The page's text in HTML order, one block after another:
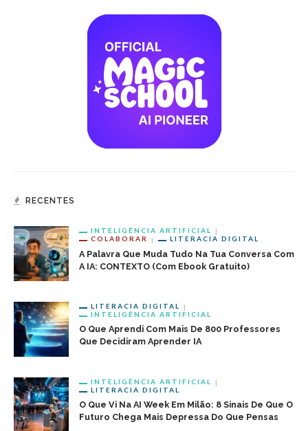
RECENTES
INTELIGÊNCIA ARTIFICIAL
COLABORAR
LITERACIA DIGITAL
A Palavra Que Muda Tudo Na Tua Conversa Com
A IA: CONTEXTO (com Ebook Gratuito)
LITERACIA DIGITAL
INTELIGÊNCIA ARTIFICIAL
O Que Aprendi Com Mais De 800 Professores
Que Decidiram Aprender IA
INTELIGÊNCIA ARTIFICIAL
LITERACIA DIGITAL
O Que Vi Na AI Week Em Milão: 8 Sinais De Que O
Futuro Chega Mais Depressa Do Que Pensas